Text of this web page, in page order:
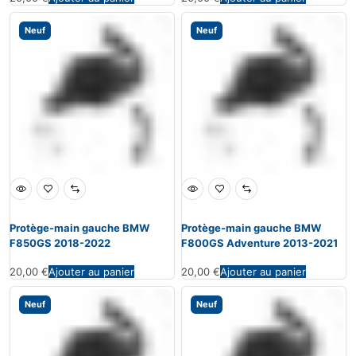
Neuf
Protège-main gauche BMW
F850GS 2018-2022
20,00 €Ajouter au panier
Neuf
Protège-main gauche BMW
F800GS Adventure 2013-2021
20,00 €Ajouter au panier
Neuf Neuf